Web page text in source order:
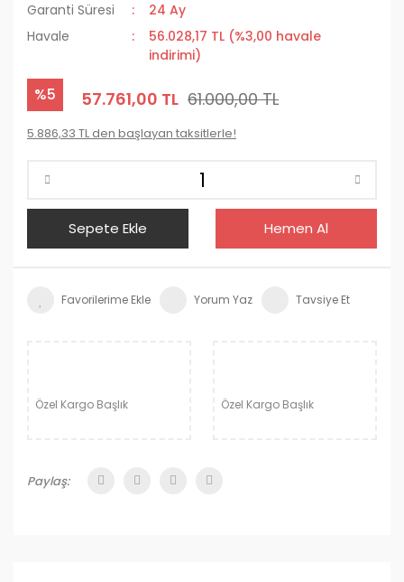
Garanti Süresi
24 Ay
Havale
56.028,17 TL (%3,00 havale
indirimi)
%5 57.761,00 TL 61.000,00 TL
5.886,33 TL den başlayan taksitlerle!
Sepete Ekle Hemen Al
Yorum Yaz Tavsiye Et
Özel Kargo Başlık Özel Kargo Başlık
Paylaş: